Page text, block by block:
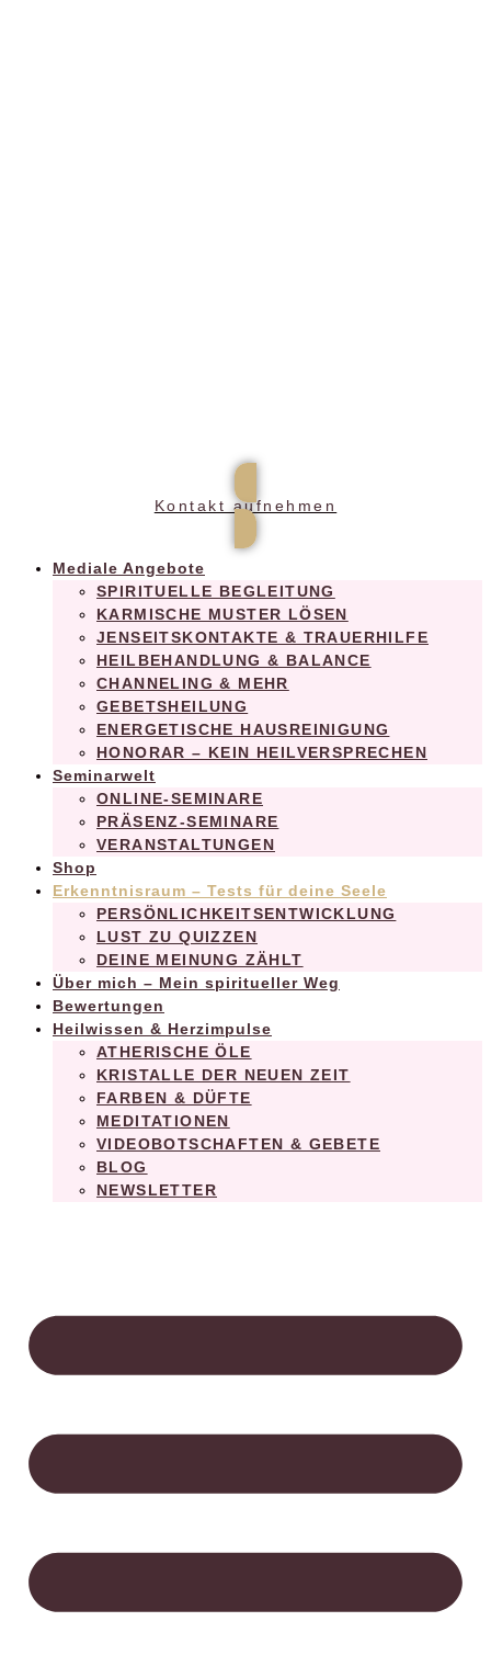
Kontakt aufnehmen
Mediale Angebote
SPIRITUELLE BEGLEITUNG
KARMISCHE MUSTER LÖSEN
JENSEITSKONTAKTE & TRAUERHILFE
HEILBEHANDLUNG & BALANCE
CHANNELING & MEHR
GEBETSHEILUNG
ENERGETISCHE HAUSREINIGUNG
HONORAR – KEIN HEILVERSPRECHEN
Seminarwelt
ONLINE-SEMINARE
PRÄSENZ-SEMINARE
VERANSTALTUNGEN
Shop
Erkenntnisraum – Tests für deine Seele
PERSÖNLICHKEITSENTWICKLUNG
LUST ZU QUIZZEN
DEINE MEINUNG ZÄHLT
Über mich – Mein spiritueller Weg
Bewertungen
Heilwissen & Herzimpulse
ATHERISCHE ÖLE
KRISTALLE DER NEUEN ZEIT
FARBEN & DÜFTE
MEDITATIONEN
VIDEOBOTSCHAFTEN & GEBETE
BLOG
NEWSLETTER